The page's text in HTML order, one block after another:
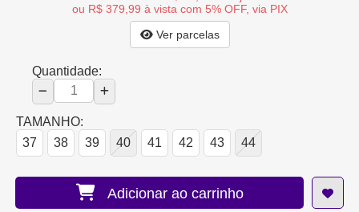
ou R$ 379,99 à vista com 5% OFF, via PIX
Ver parcelas
Quantidade:
TAMANHO:
37
38 39 40 41 42 43 44
Adicionar ao carrinho